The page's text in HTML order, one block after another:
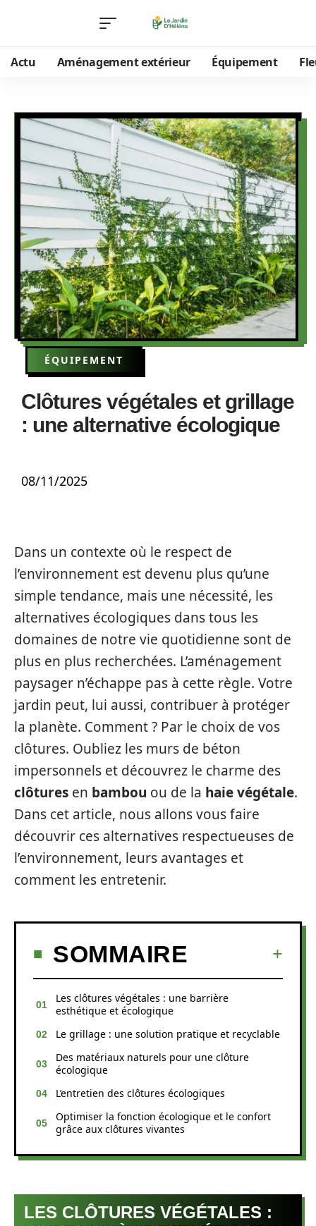
Actu Aménagement extérieur Équipement
ÉQUIPEMENT
Clôtures végétales et grillage
: une alternative écologique
08/11/2025
Dans un contexte où le respect de
l’environnement est devenu plus qu’une
simple tendance, mais une nécessité, les
alternatives écologiques dans tous les
domaines de notre vie quotidienne sont de
plus en plus recherchées. L’aménagement
paysager n’échappe pas à cette règle. Votre
jardin peut, lui aussi, contribuer à protéger
la planète. Comment ? Par le choix de vos
clôtures. Oubliez les murs de béton
impersonnels et découvrez le charme des
clôtures en bambou ou de la haie végétale.
Dans cet article, nous allons vous faire
découvrir ces alternatives respectueuses de
l’environnement, leurs avantages et
comment les entretenir.
SOMMAIRE
Les clôtures végétales : une barrière
esthétique et écologique
Le grillage : une solution pratique et recyclable
Des matériaux naturels pour une clôture
écologique
L’entretien des clôtures écologiques
Optimiser la fonction écologique et le confort
grâce aux clôtures vivantes
LES CLÔTURES VÉGÉTALES :